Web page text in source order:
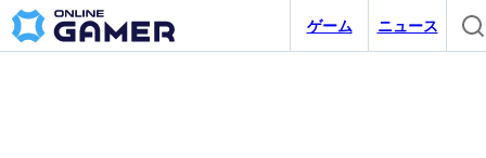
ゲーム ニュース